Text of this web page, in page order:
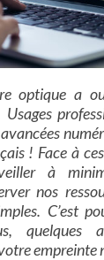
optique a
! Face à
à
nos
C’est
quelques
empreinte